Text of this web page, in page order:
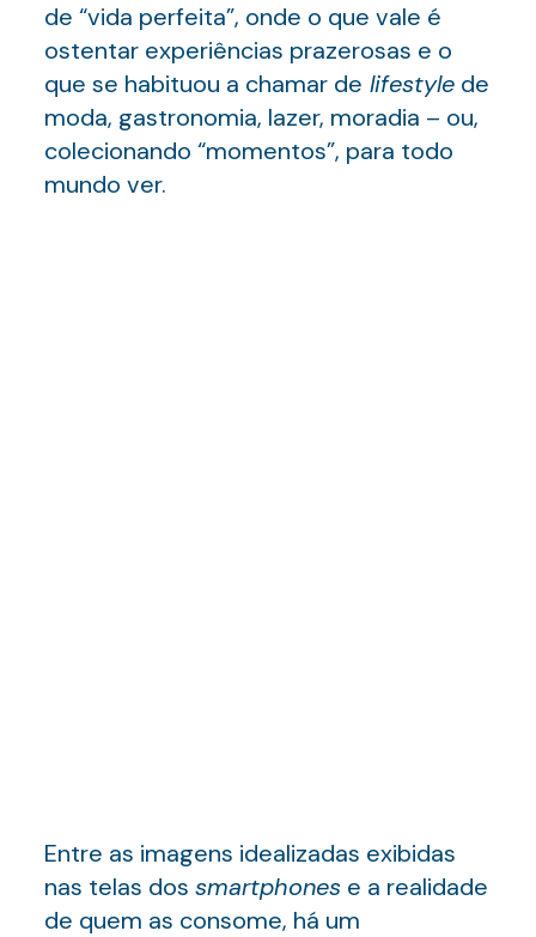
de “vida perfeita”, onde o que vale é
ostentar experiências prazerosas e o
que se habituou a chamar de lifestylede
moda, gastronomia, lazer, moradia – ou,
colecionando “momentos”, para todo
mundo ver.
Entre as imagens idealizadas exibidas
nas telas dos smartphonese a realidade
de quem as consome, há um